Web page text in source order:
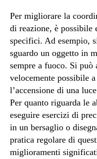
Per migliorare la
di reazione, è possibile
specifici. Ad esempio,
sguardo un oggetto in
sempre a fuoco. Si
velocemente possibile
l’accensione di una
Per quanto riguarda le
eseguire esercizi di
in un bersaglio o
pratica regolare di
miglioramenti